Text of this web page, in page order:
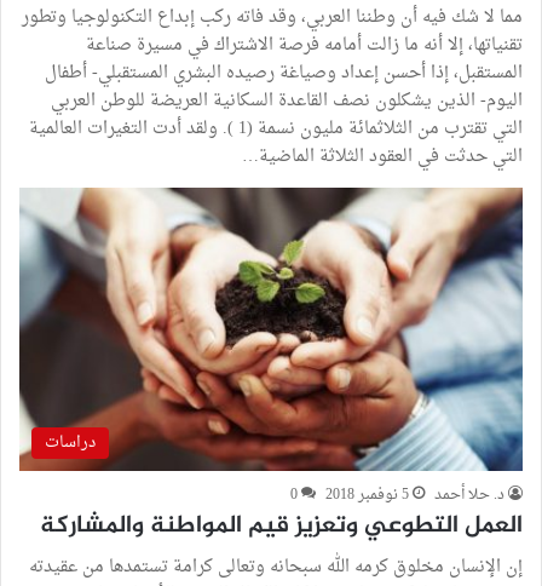
مما لا شك فيه أن وطننا العربي، وقد فاته ركب إبداع التكنولوجيا وتطور
تقنياتها، إلا أنه ما زالت أمامه فرصة الاشتراك في مسيرة صناعة
المستقبل، إذا أحسن إعداد وصياغة رصيده البشري المستقبلي- أطفال
اليوم- الذين يشكلون نصف القاعدة السكانية العريضة للوطن العربي
التي تقترب من الثلاثمائة مليون نسمة (1 ). ولقد أدت التغيرات العالمية
التي حدثت في العقود الثلاثة الماضية…
دراسات
د. حلا أحمد 5 نوفمبر 2018 0
العمل التطوعي وتعزيز قيم المواطنة والمشاركة
إن الإنسان مخلوق كرمه الله سبحانه وتعالى كرامة تستمدها من عقيدته